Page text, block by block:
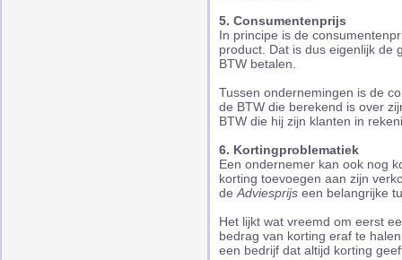
5. Consumentenprijs
In principe is de
product. Dat is dus eigenlijk de
BTW betalen.
Tussen ondernemingen is de
de BTW die berekend is over
BTW die hij zijn klanten in
6. Kortingproblematiek
Een ondernemer kan ook nog
korting toevoegen aan zijn
de Adviesprijs een belangrijke
Het lijkt wat vreemd om eerst
bedrag van korting eraf te
een bedrijf dat altijd korting